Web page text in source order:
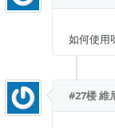
如何使用
#27楼維